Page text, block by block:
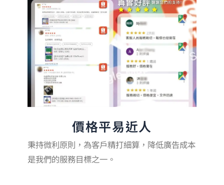
價格平易近人
秉持微利原則，為客戶精打細算，降低廣告成本
是我們的服務目標之一。